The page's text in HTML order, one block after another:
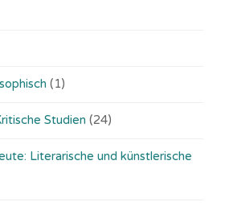
(1)
Studien (24)
Literarische und künstlerische